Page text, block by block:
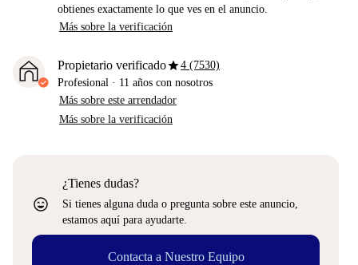
obtienes exactamente lo que ves en el anuncio.
Más sobre la verificación
Propietario verificadostar4 (7530)
Profesional · 11 años con nosotros
Más sobre este arrendador
Más sobre la verificación
sentiment_very_satisfied
¿Tienes dudas?
Si tienes alguna duda o pregunta sobre este anuncio,
estamos aquí para ayudarte.
Contacta a Nuestro Equipo